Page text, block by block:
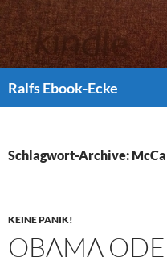
Ralfs Ebook-Ecke
Schlagwort-Archive:
KEINE PANIK!
OBAMA